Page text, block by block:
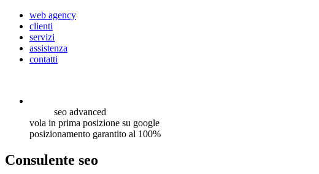
web agency
clienti
servizi
assistenza
contatti
seo advanced
vola in prima posizione su google
posizionamento garantito al 100%
Consulente seo